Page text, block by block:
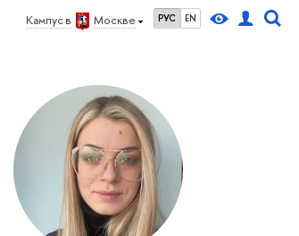
Кампус в Москве РУС EN